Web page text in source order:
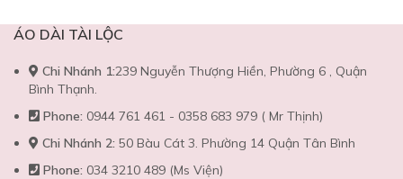
ÁO DÀI TÀI LỘC
Chi Nhánh 1:239 Nguyễn Thượng Hiền, Phường 6 , Quận
Bình Thạnh.
Phone: 0944 761 461 - 0358 683 979 ( Mr Thịnh)
Chi Nhánh 2: 50 Bàu Cát 3. Phường 14 Quận Tân Bình
Phone: 034 3210 489 (Ms Viện)